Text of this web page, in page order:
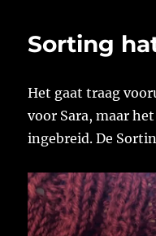
Sorting
Het gaat traag
voor Sara, maar
ingebreid. De